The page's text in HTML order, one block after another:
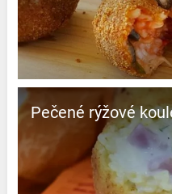
Pečené rýžové